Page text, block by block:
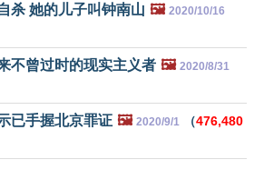
杀 她的儿子叫钟南山 🖼️ 2020/10/16
不曾过时的现实主义者 🖼️ 2020/8/31
已手握北京罪证 🖼️ 2020/9/1 （476,480